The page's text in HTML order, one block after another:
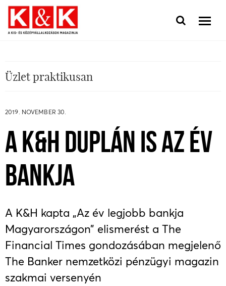
Üzlet praktikusan
2019. NOVEMBER 30.
A K&H DUPLÁN IS AZ ÉV
BANKJA
A K&H kapta „Az év legjobb bankja
Magyarországon” elismerést a The
Financial Times gondozásában megjelenő
The Banker nemzetközi pénzügyi magazin
szakmai versenyén